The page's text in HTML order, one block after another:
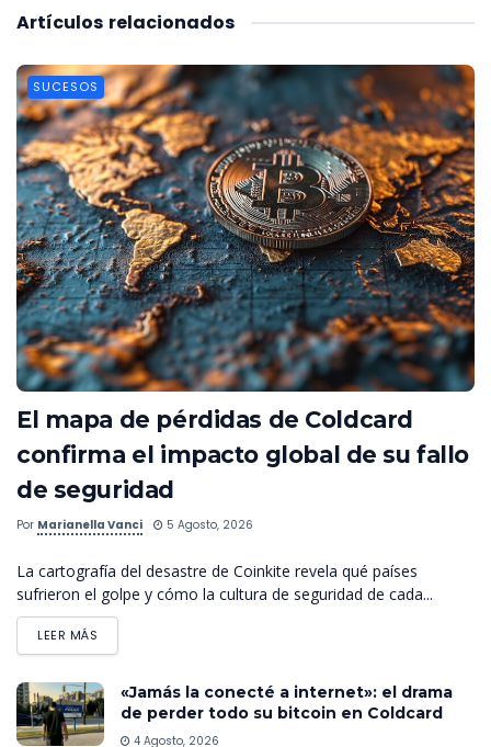
relacionados
Artículos
SUCESOS
El mapa de pérdidas de Coldcard
confirma el impacto global de su fallo
de seguridad
Por Marianella Vanci 5 Agosto, 2026
La cartografía del desastre de Coinkite revela qué países
sufrieron el golpe y cómo la cultura de seguridad de cada...
LEER MÁS
«Jamás la conecté a internet»: el drama
de perder todo su bitcoin en Coldcard
4 Agosto, 2026